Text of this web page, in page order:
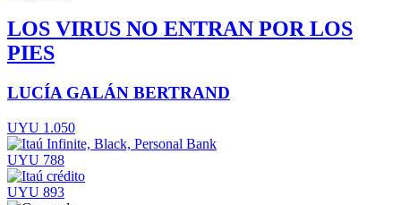
LOS VIRUS NO ENTRAN POR LOS
PIES
LUCÍA GALÁN BERTRAND
UYU 1.050
UYU 788
UYU 893